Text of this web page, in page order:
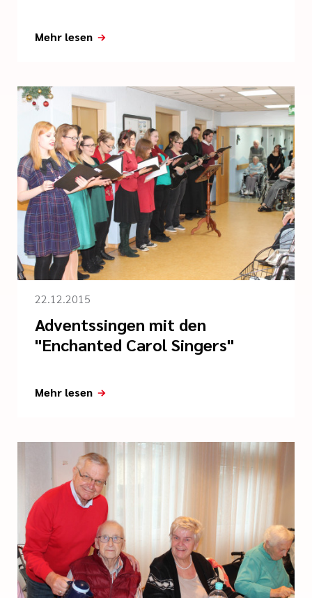
Mehr lesen
22.12.2015
Adventssingen mit den
"Enchanted Carol Singers"
Mehr lesen